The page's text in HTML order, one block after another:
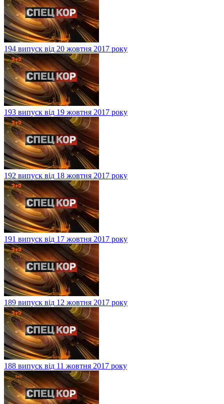
194 випуск від 20 жовтня 2017 року
193 випуск від 19 жовтня 2017 року
192 випуск від 18 жовтня 2017 року
191 випуск від 17 жовтня 2017 року
189 випуск від 12 жовтня 2017 року
188 випуск від 11 жовтня 2017 року